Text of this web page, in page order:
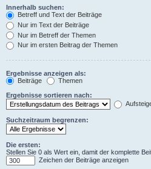
Innerhalb suchen:
Betreff und Text der Beiträge
Nur im Text der Beiträge
Nur im Betreff der Themen
Nur im ersten Beitrag der Themen
Ergebnisse anzeigen als:
Beiträge
Themen
Ergebnisse sortieren nach:
Suchzeitraum begrenzen:
Die ersten:
Stellen Sie 0 als Wert ein, damit der komplette
Zeichen der Beiträge anzeigen